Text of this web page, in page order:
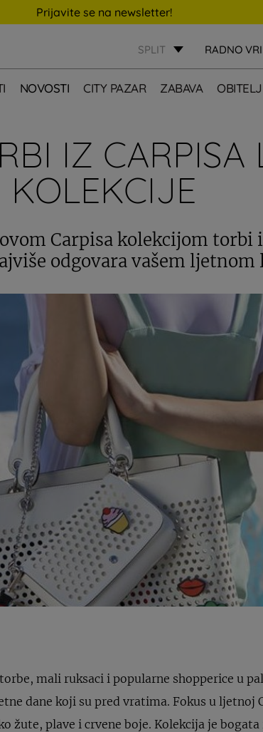
Prijavite se na newsletter!
SPLIT RADNO
NOVOSTI CITY PAZAR ZABAVA
IZ CARPISA
KOLEKCIJE
Carpisa kolekcijom torbi
odgovara vašem ljetnom
mali ruksaci i popularne shopperice u
dane koji su pred vratima. Fokus u ljetnoj
žute, plave i crvene boje. Kolekcija je